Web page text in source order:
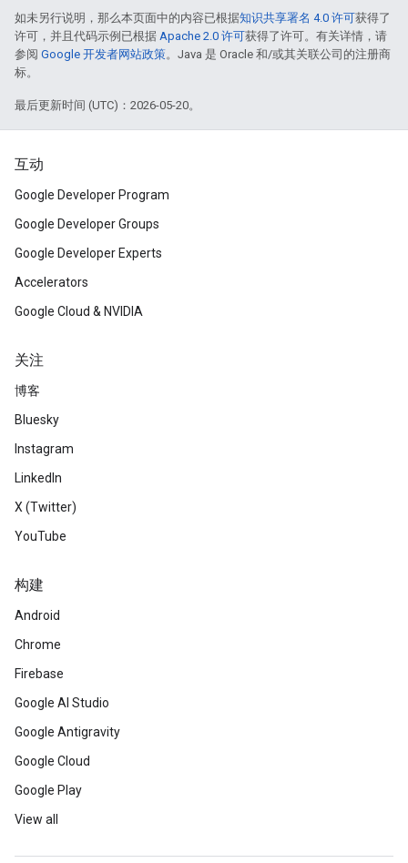
如未另行说明，那么本页面中的内容已根据知识共享署名 4.0 许可获得了
许可，并且代码示例已根据 Apache 2.0 许可获得了许可。有关详情，请
参阅 Google 开发者网站政策。Java 是 Oracle 和/或其关联公司的注册商
标。
最后更新时间 (UTC)：2026-05-20。
互动
Google Developer Program
Google Developer Groups
Google Developer Experts
Accelerators
Google Cloud & NVIDIA
关注
博客
Bluesky
Instagram
LinkedIn
X (Twitter)
YouTube
构建
Android
Chrome
Firebase
Google AI Studio
Google Antigravity
Google Cloud
Google Play
View all